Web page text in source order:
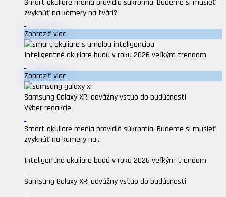
Smart okuliare menia pravidlá súkromia. Budeme si musieť
zvyknúť na kamery na tvári?
Zobraziť viac
Inteligentné okuliare budú v roku 2026 veľkým trendom
Zobraziť viac
Samsung Galaxy XR: odvážny vstup do budúcnosti
Výber redakcie
Smart okuliare menia pravidlá súkromia. Budeme si musieť
zvyknúť na kamery na...
Inteligentné okuliare budú v roku 2026 veľkým trendom
Samsung Galaxy XR: odvážny vstup do budúcnosti